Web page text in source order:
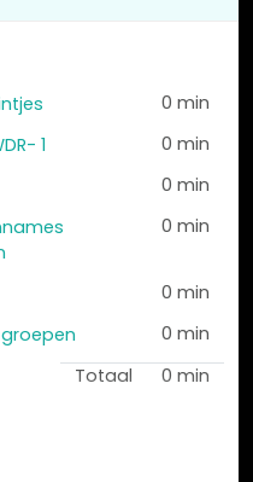
0 min
1
0 min
0 min
0 min
0 min
0 min
Totaal
0 min